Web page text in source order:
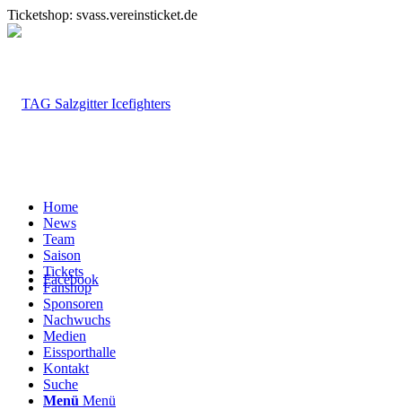
Ticketshop: svass.vereinsticket.de
Facebook
Home
News
Team
Saison
Tickets
Fanshop
Sponsoren
Nachwuchs
Medien
Eissporthalle
Kontakt
Suche
Menü Menü